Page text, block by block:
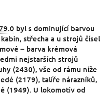
byl s dominující barvou
střecha a u strojů čísel
– barva krémová
nejstarších strojů
(2430), vše od rámu níže
(2179), talíře nárazníků,
(1949). U lokomotiv od